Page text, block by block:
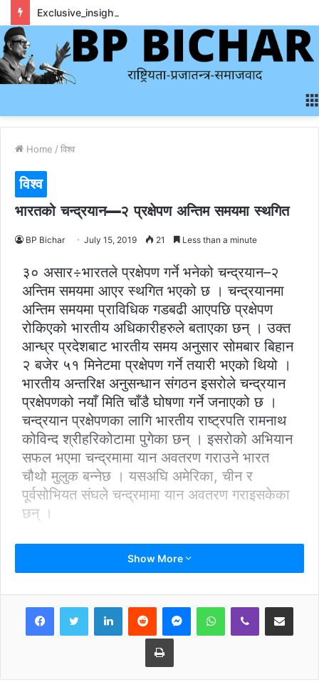
Home / विश्व
विश्व
भारतको चन्द्रयान—२ प्रक्षेपण अन्तिम समयमा स्थगित
BP Bichar July 15, 2019 21 Less than a minute
३० असार÷भारतले प्रक्षेपण गर्ने भनेको चन्द्रयान–२
अन्तिम समयमा आएर स्थगित भएको छ । चन्द्रयानमा
अन्तिम समयमा प्राविधिक गडबढी आएपछि प्रक्षेपण
रोकिएको भारतीय अधिकारीहरुले बताएका छन् । उक्त
आन्ध्र प्रदेशबाट भारतीय समय अनुसार सोमबार बिहान
२ बजेर ५१ मिनेटमा प्रक्षेपण गर्ने तयारी भएको थियो ।
भारतीय अन्तरिक्ष अनुसन्धान संगठन इसरोले चन्द्रयान
प्रक्षेपणको नयाँ मिति चाँडै घोषणा गर्ने जनाएको छ ।
चन्द्रयान प्रक्षेपणका लागि भारतीय राष्ट्रपति रामनाथ
कोविन्द श्रीहरिकोटामा पुगेका छन् । इसरोको अभियान
सफल भएमा चन्द्रमामा यान अवतरण गराउने भारत
चौथो मुलुक बन्नेछ । यसअघि अमेरिका, चीन र
पूर्वसोभियत संघले चन्द्रमामा यान अवतरण गराइसकेका
छन् ।
Show More
LinkedInReddit MessengerWhatsAppViber Share via Email
Print